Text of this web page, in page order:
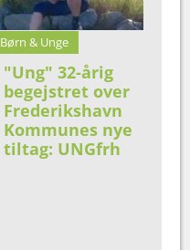
Børn & Unge
"Ung" 32-årig
begejstret over
Frederikshavn
Kommunes nye
tiltag: UNGfrh